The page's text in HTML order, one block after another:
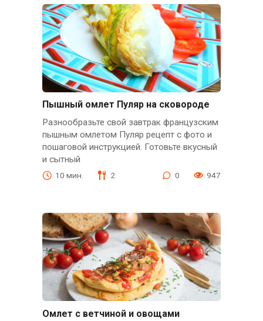
Пышный омлет Пуляр на сковороде
Разнообразьте свой завтрак французским
пышным омлетом Пуляр рецепт с фото и
пошаговой инструкцией. Готовьте вкусный
и сытный
10 мин. 2 0 947
Омлет с ветчиной и овощами